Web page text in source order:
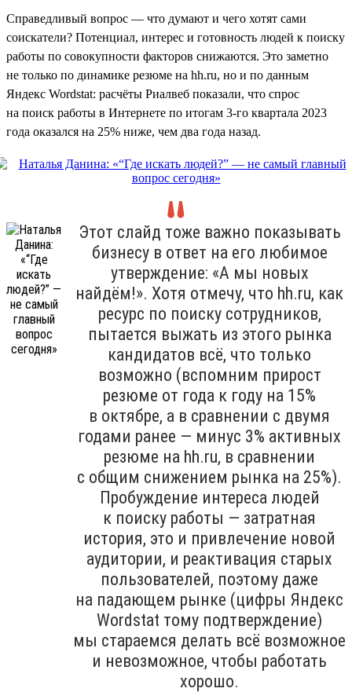
Справедливый вопрос — что думают и чего хотят сами
соискатели? Потенциал, интерес и готовность людей к поиску
работы по совокупности факторов снижаются. Это заметно
не только по динамике резюме на hh.ru, но и по данным
Яндекс Wordstat: расчёты Риалвеб показали, что спрос
на поиск работы в Интернете по итогам 3-го квартала 2023
года оказался на 25% ниже, чем два года назад.
Этот слайд тоже важно показывать
бизнесу в ответ на его любимое
утверждение: «А мы новых
найдём!». Хотя отмечу, что hh.ru, как
ресурс по поиску сотрудников,
пытается выжать из этого рынка
кандидатов всё, что только
возможно (вспомним прирост
резюме от года к году на 15%
в октябре, а в сравнении с двумя
годами ранее — минус 3% активных
резюме на hh.ru, в сравнении
с общим снижением рынка на 25%).
Пробуждение интереса людей
к поиску работы — затратная
история, это и привлечение новой
аудитории, и реактивация старых
пользователей, поэтому даже
на падающем рынке (цифры Яндекс
Wordstat тому подтверждение)
мы стараемся делать всё возможное
и невозможное, чтобы работать
хорошо.